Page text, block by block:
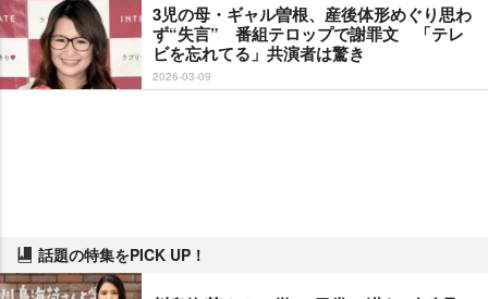
3児の母・ギャル曽根、産後体形めぐり思わ
ず“失言” 番組テロップで謝罪文 「テレ
ビを忘れてる」共演者は驚き
2026-03-09
話題の特集をPICK UP！